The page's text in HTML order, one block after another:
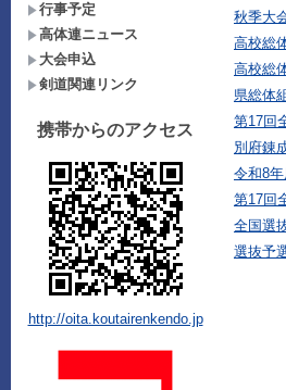
行事予定
高体連ニュース
大会申込
剣道関連リンク
携帯からのアクセス
http://oita.koutairenkendo.jp
秋季大
高校総
高校総
県総体
第17回
別府錬
令和8
第17回
全国選
選抜予